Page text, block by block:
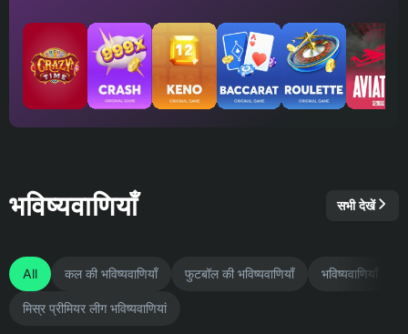
भविष्यवाणियाँ सभी देखें
All कल की भविष्यवाणियाँ फुटबॉल की भविष्यवाणियाँ भविष्यवाणियाँ
मिस्र प्रीमियर लीग भविष्यवाणियां